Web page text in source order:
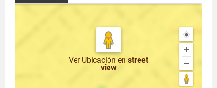
Ver Ubicación en street
view